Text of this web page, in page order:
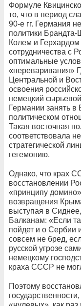
Формуле
то, что в период
90-е гг. Германия
политики
Колем и
сотрудничества с
оптимальные
«переваривания»
Центральной и
освоения
немецкий
Германии занять
политическом
Такая восточная
соответствовала
стратегической
гегемонию.
Однако, что крах
восстановлении
«принципу
возвращения
выступая в
Балканам: «Если
пойдет и о Сербии
совсем не бред,
русской угрозе
немецкому
краха СССР не
Поэтому